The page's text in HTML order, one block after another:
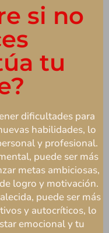
si no
tu
dificultades para
habilidades, lo
y profesional.
puede ser más
metas ambiciosas,
logro y motivación.
puede ser más
y autocríticos, lo
emocional y tu